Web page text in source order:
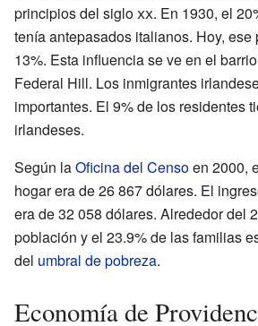
principios del sigloxx. En 1930, el
tenía antepasados italianos. Hoy, ese
13%. Esta influencia se ve en el
Federal Hill. Los inmigrantes
importantes. El 9% de los residentes
irlandeses.
Según laOficina del Censoen 2000,
hogar era de 26 867 dólares. El
era de 32 058 dólares. Alrededor del
población y el 23.9% de las familias
del umbral de pobreza.
Economía de